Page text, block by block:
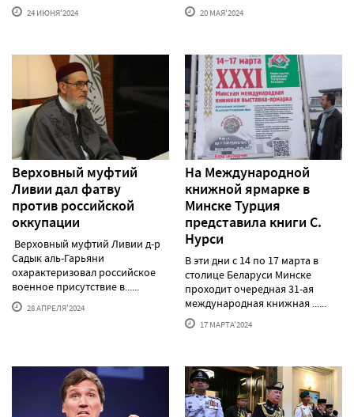
24 ИЮНЯ'2024 20 МАЯ'2024
Верховный муфтий
Ливии дал фатву
против российской
оккупации
Верховный муфтий Ливии д-р
Садык аль-Гарьяни
охарактеризовал российское
военное присутствие в......
28 АПРЕЛЯ'2024
На Международной
книжной ярмарке в
Минске Турция
представила книги С.
Нурси
В эти дни с 14 по 17 марта в
столице Беларуси Минске
проходит очередная 31-ая
международная книжная ......
17 МАРТА'2024